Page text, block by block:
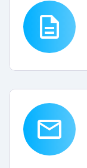
description
email